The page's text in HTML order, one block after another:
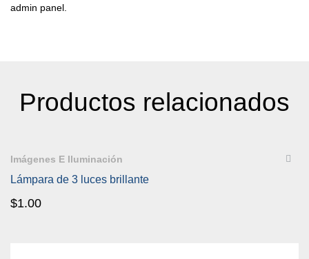
admin panel.
Productos relacionados
Imágenes E Iluminación
Lámpara de 3 luces brillante
$1.00